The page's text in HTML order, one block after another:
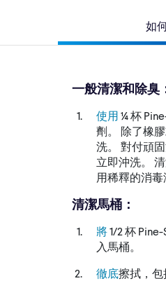
如
一般清潔和除臭
使用 ¼ 杯
劑。 除了橡
洗。 對付頑
立即沖洗。
用稀釋的消毒
清潔馬桶：
將1/2 杯
入馬桶。
徹底擦拭，包